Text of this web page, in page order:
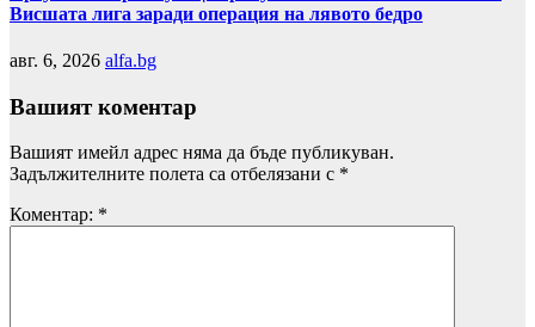
Висшата лига заради операция на лявото бедро
авг. 6, 2026 alfa.bg
Вашият коментар
Вашият имейл адрес няма да бъде публикуван.
Задължителните полета са отбелязани с *
Коментар: *